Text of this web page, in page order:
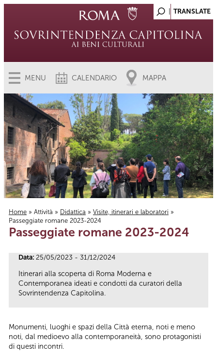
MENU CALENDARIO MAPPA
Tu sei qui
Home » Attività » Didattica » Visite, itinerari e laboratori »
Passeggiate romane 2023-2024
Passeggiate romane 2023-2024
Data: 25/05/2023 - 31/12/2024
Itinerari alla scoperta di Roma Moderna e
Contemporanea ideati e condotti da curatori della
Sovrintendenza Capitolina.
Monumenti, luoghi e spazi della Città eterna, noti e meno
noti, dal medioevo alla contemporaneità, sono protagonisti
di questi incontri.